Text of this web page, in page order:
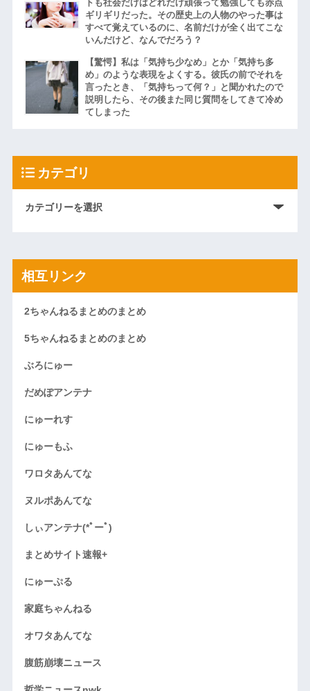
トも社会だけはどれだけ頑張って勉強しても赤点
ギリギリだった。その歴史上の人物のやった事は
すべて覚えているのに、名前だけが全く出てこな
いんだけど、なんでだろう？
【驚愕】私は「気持ち少なめ」とか「気持ち多
め」のような表現をよくする。彼氏の前でそれを
言ったとき、「気持ちって何？」と聞かれたので
説明したら、その後また同じ質問をしてきて冷め
てしまった
カテゴリ
相互リンク
2ちゃんねるまとめのまとめ
5ちゃんねるまとめのまとめ
ぶろにゅー
だめぽアンテナ
にゅーれす
にゅーもふ
ワロタあんてな
ヌルポあんてな
しぃアンテナ(*ﾟーﾟ)
まとめサイト速報+
にゅーぷる
家庭ちゃんねる
オワタあんてな
腹筋崩壊ニュース